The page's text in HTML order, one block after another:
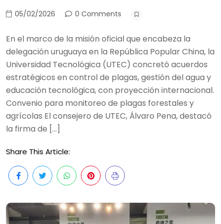
05/02/2026 0 Comments
En el marco de la misión oficial que encabeza la
delegación uruguaya en la República Popular China, la
Universidad Tecnológica (UTEC) concretó acuerdos
estratégicos en control de plagas, gestión del agua y
educación tecnológica, con proyección internacional.
Convenio para monitoreo de plagas forestales y
agrícolas El consejero de UTEC, Álvaro Pena, destacó
la firma de […]
Share This Article: